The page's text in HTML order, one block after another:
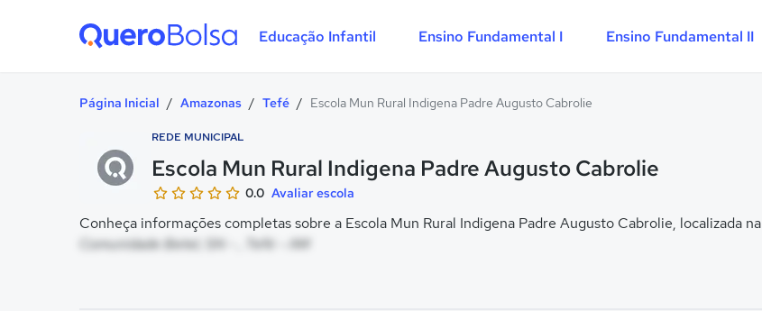
Educação Infantil Ensino Fundamental I Ensino Fundamental II
Página Inicial / Amazonas / Tefé / Escola Mun Rural Indigena Padre Augusto Cabrolie
REDE MUNICIPAL
Escola Mun Rural Indigena Padre Augusto Cabrolie
0.0 Avaliar escola
Conheça informações completas sobre a Escola Mun Rural Indigena Padre Augusto Cabrolie, localizada na
Comunidade Betel, SN - , Tefé - AM